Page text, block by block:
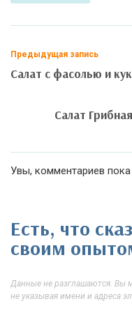
Предыдущая запись
Салат с фасолью и
Салат
Увы, комментариев
Есть, что
своим
Данные не разглашаются. Вы
не указывая имени и адреса